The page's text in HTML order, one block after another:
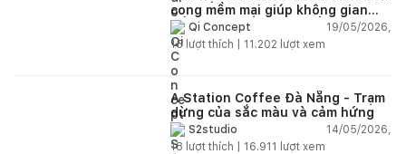
cong mềm mại giúp không gian
sống hiện đại trở nên ấm áp hơn
Qi Concept
19/05/2026,
15 lượt thích | 11.202 lượt xem
A Station Coffee Đà Nẵng - Trạm
dừng của sắc màu và cảm hứng
S2studio
14/05/2026,
18 lượt thích | 16.911 lượt xem